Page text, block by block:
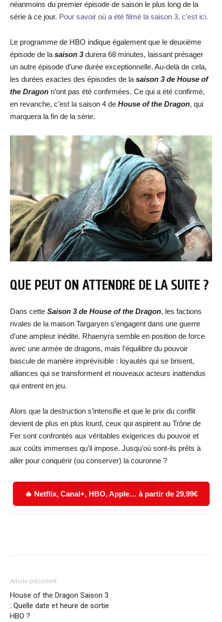
néanmoins du premier épisode de saison le plus long de la
série à ce jour. Pour savoir où a été filmé la saison 3, c’est ici.
Le programme de HBO indique également que le deuxième
épisode de la saison 3durera 68 minutes, laissant présager
un autre épisode d’une durée exceptionnelle. Au-delà de cela,
les durées exactes des épisodes de la saison 3 de House of
the Dragon n’ont pas été confirmées. Ce qui a été confirmé,
en revanche, c’est la saison 4 de House of the Dragon, qui
marquera la fin de la série.
QUE PEUT ON ATTENDRE DE LA SUITE ?
Dans cette Saison 3 de House of the Dragon, les factions
rivales de la maison Targaryen s’engagent dans une guerre
d’une ampleur inédite. Rhaenyra semble en position de force
avec une armée de dragons, mais l’équilibre du pouvoir
bascule de manière imprévisible : loyautés qui se brisent,
alliances qui se transforment et nouveaux acteurs inattendus
qui entrent en jeu.
Alors que la destruction s’intensifie et que le prix du conflit
devient de plus en plus lourd, ceux qui aspirent au Trône de
Fer sont confrontés aux véritables exigences du pouvoir et
aux coûts immenses qu’il impose. Jusqu’où sont-ils prêts à
aller pour conquérir (ou conserver) la couronne ?
🔥 Netflix, Canal+, HBO, Apple… à partir de 29,99€
Article précédent
House of the Dragon Saison 3
: Quelle date et heure de sortie
HBO ?